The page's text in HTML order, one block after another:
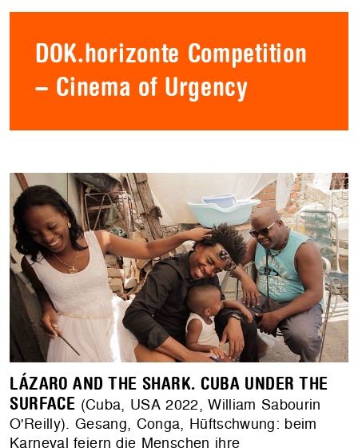
DOK.horizonte Competition
– Cinema of Urgency
LÁZARO AND THE SHARK. CUBA UNDER THE
SURFACE (Cuba, USA 2022, William Sabourin
O'Reilly). Gesang, Conga, Hüftschwung: beim
Karneval feiern die Menschen ihre